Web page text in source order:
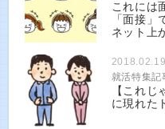
これには
「面接
ネット上
2018.02.19
就活特集記
【これ
に現れた